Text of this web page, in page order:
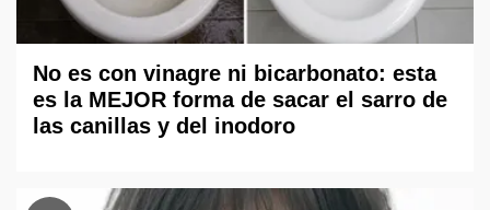
No es con vinagre ni bicarbonato: esta
es la MEJOR forma de sacar el sarro de
las canillas y del inodoro